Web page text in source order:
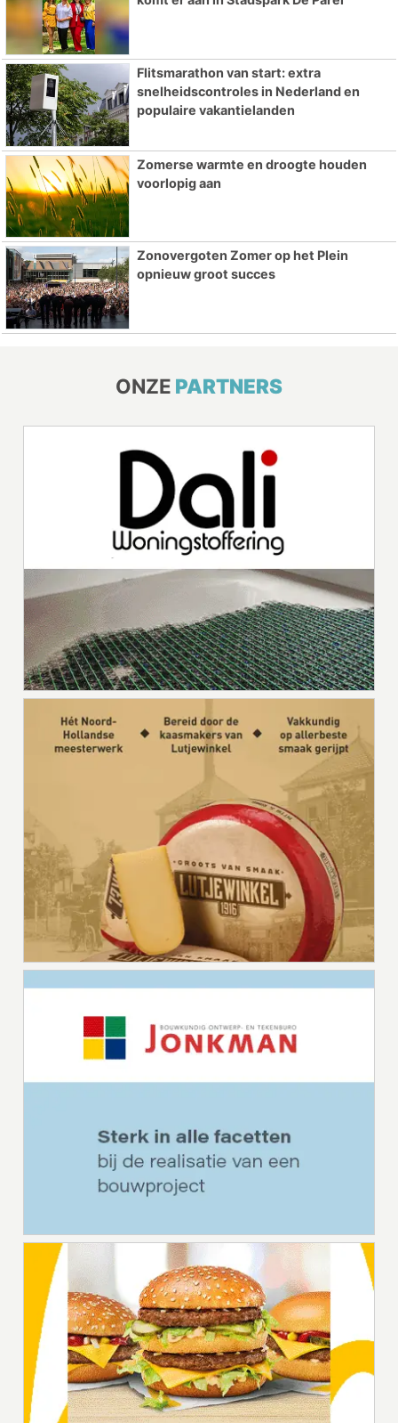
Flitsmarathon van start: extra
snelheidscontroles in Nederland en
populaire vakantielanden
Zomerse warmte en droogte houden
voorlopig aan
Zonovergoten Zomer op het Plein
opnieuw groot succes
ONZE PARTNERS